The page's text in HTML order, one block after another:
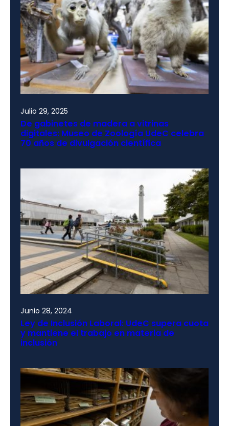
Julio 29, 2025
De gabinetes de madera a vitrinas
digitales: Museo de Zoología UdeC celebra
70 años de divulgación científica
Junio 28, 2024
Ley de Inclusión Laboral: UdeC supera cuota
y mantiene el trabajo en materia de
inclusión